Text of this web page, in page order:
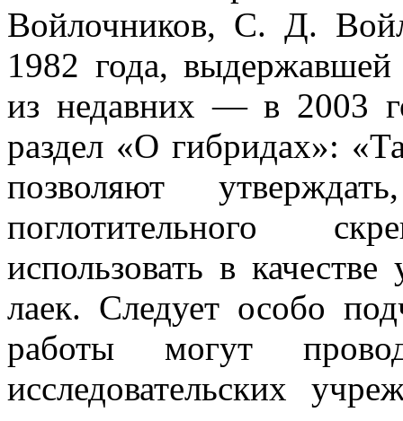
Войлочников, С. Д.
1982 года,
из недавних — в 2003
раздел «О гибридах»:
позволяют
поглотительного
использовать в
лаек. Следует особо
работы могут
исследовательских